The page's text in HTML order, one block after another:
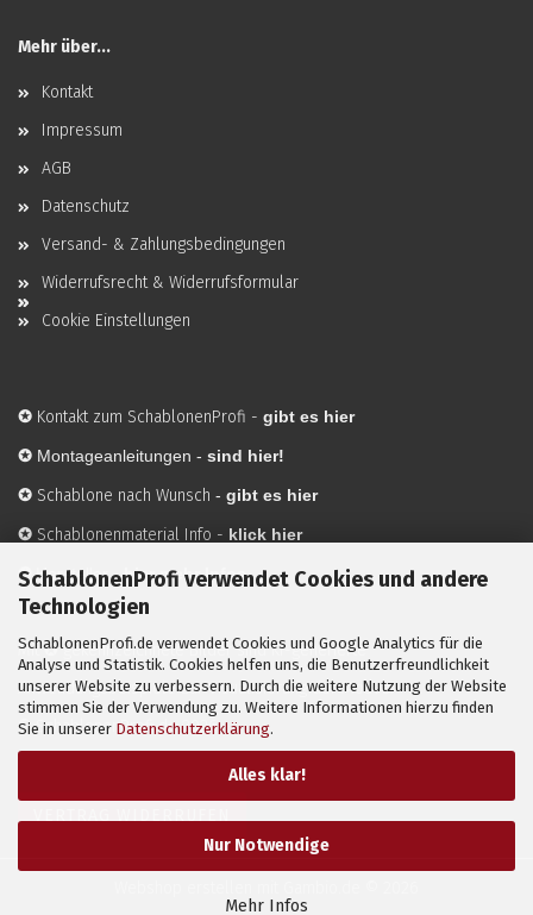
SchablonenProfi verwendet Cookies und andere
Technologien
SchablonenProfi.de verwendet Cookies und Google Analytics für die
Analyse und Statistik. Cookies helfen uns, die Benutzerfreundlichkeit
unserer Website zu verbessern. Durch die weitere Nutzung der Website
stimmen Sie der Verwendung zu. Weitere Informationen hierzu finden
Sie in unserer Datenschutzerklärung.
Alles klar!
Nur Notwendige
Mehr Infos
Mehr über...
Kontakt
Impressum
AGB
Datenschutz
Versand- & Zahlungsbedingungen
Widerrufsrecht & Widerrufsformular
Cookie Einstellungen
✪ Kontakt zum SchablonenProfi - gibt es hier
✪ Montageanleitungen - sind hier!
✪ Schablone nach Wunsch - gibt es hier
✪ Schablonenmaterial Info - klick hier
✪Hersteller-hier mehr Infos
Mit ✪ gekennzeichnete Bilder sind KI-generierte
Anwendungsbeispiele zur Visualisierung der Motive.
© SchablonenProfi.de2026